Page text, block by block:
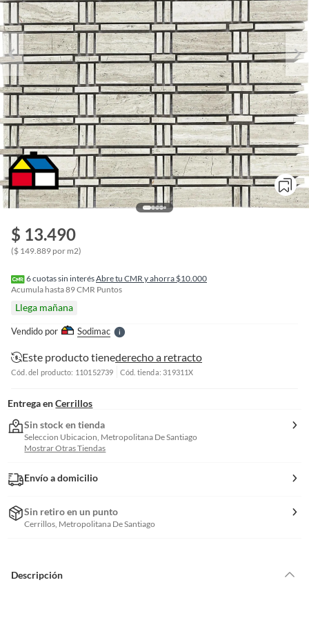
$ 13.490
($ 149.889 por m2)
6cuotas sin interésAbre tu CMR y ahorra $10.000
Acumula hasta89CMR Puntos
Llega mañana
Vendido por SodimacS
e
r
Este producto tienederecho a retracto
Cód. del producto: 110152739 Cód. tienda: 319311X
Entrega en Cerrillos
Sin stock en tienda
Seleccion Ubicacion, Metropolitana De Santiago
Mostrar Otras Tiendas
Envío a domicilio
Sin retiro en un punto
Cerrillos, Metropolitana De Santiago
Descripción